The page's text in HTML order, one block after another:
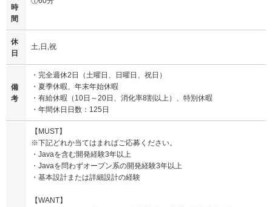
時
間
休
日
土,日,祝
備
考
・完全週休2日（土曜日、日曜日、祝日）
・夏季休暇、年末年始休暇
・有給休暇（10日～20日、消化率8割以上）、特別休暇
・年間休日日数：125日
【MUST】
※下記どれか当てはまればご応募ください。
・Javaを含む開発経験3年以上
・Javaを問わずオープン系の開発経験3年以上
・基本設計または詳細設計の経験
【WANT】